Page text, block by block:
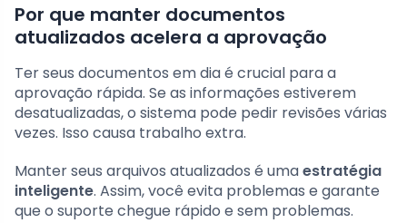
Por que manter documentos
atualizados acelera a aprovação
Ter seus documentos em dia é crucial para a
aprovação rápida. Se as informações estiverem
desatualizadas, o sistema pode pedir revisões várias
vezes. Isso causa trabalho extra.
Manter seus arquivos atualizados é umaestratégia
inteligente. Assim, você evita problemas e garante
que o suporte chegue rápido e sem problemas.